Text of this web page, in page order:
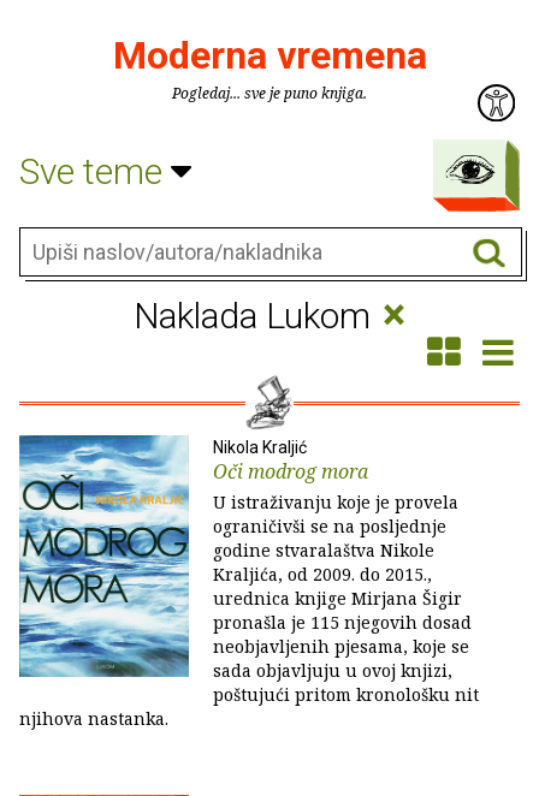
Moderna vremena
Pogledaj... sve je puno knjiga.
Sve teme
Naklada Lukom ×
Nikola Kraljić
Oči modrog mora
U istraživanju koje je provela
ograničivši se na posljednje
godine stvaralaštva Nikole
Kraljića, od 2009. do 2015.,
urednica knjige Mirjana Šigir
pronašla je 115 njegovih dosad
neobjavljenih pjesama, koje se
sada objavljuju u ovoj knjizi,
poštujući pritom kronološku nit
njihova nastanka.